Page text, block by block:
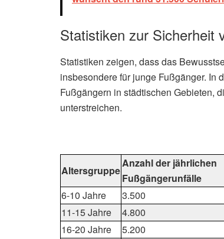
Statistiken zur Sicherheit
Statistiken zeigen, dass das
insbesondere für junge Fußgänger. In
Fußgängern in städtischen Gebieten,
unterstreichen.
Altersgruppe
Anzahl der jährlichen
Fußgängerunfälle
6-10 Jahre
3.500
11-15 Jahre
4.800
16-20 Jahre
5.200